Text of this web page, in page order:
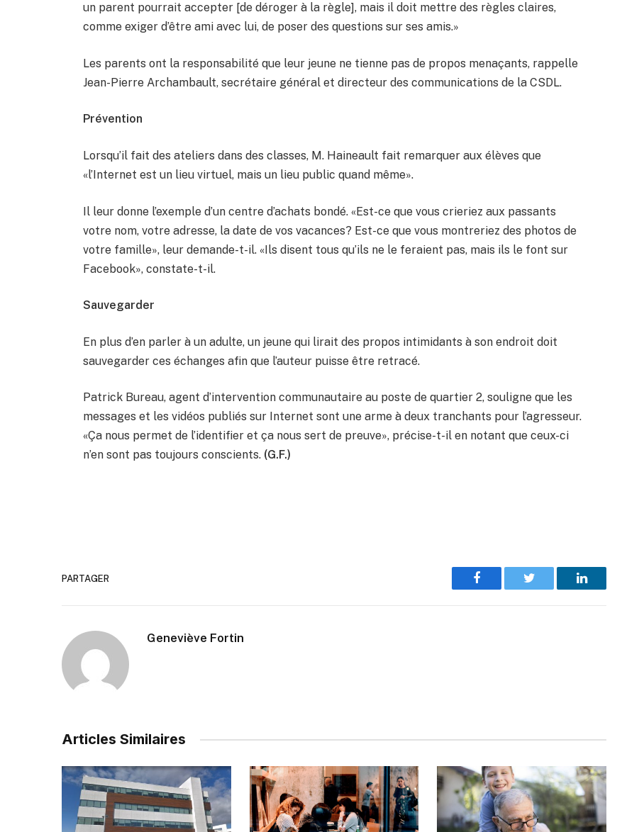
un parent pourrait accepter [de déroger à la règle], mais il doit mettre des règles claires,
comme exiger d’être ami avec lui, de poser des questions sur ses amis.»
Les parents ont la responsabilité que leur jeune ne tienne pas de propos menaçants, rappelle
Jean-Pierre Archambault, secrétaire général et directeur des communications de la CSDL.
Prévention
Lorsqu’il fait des ateliers dans des classes, M. Haineault fait remarquer aux élèves que
«l’Internet est un lieu virtuel, mais un lieu public quand même».
Il leur donne l’exemple d’un centre d’achats bondé. «Est-ce que vous crieriez aux passants
votre nom, votre adresse, la date de vos vacances? Est-ce que vous montreriez des photos de
votre famille», leur demande-t-il. «Ils disent tous qu’ils ne le feraient pas, mais ils le font sur
Facebook», constate-t-il.
Sauvegarder
En plus d’en parler à un adulte, un jeune qui lirait des propos intimidants à son endroit doit
sauvegarder ces échanges afin que l’auteur puisse être retracé.
Patrick Bureau, agent d’intervention communautaire au poste de quartier 2, souligne que les
messages et les vidéos publiés sur Internet sont une arme à deux tranchants pour l’agresseur.
«Ça nous permet de l’identifier et ça nous sert de preuve», précise-t-il en notant que ceux-ci
n’en sont pas toujours conscients. (G.F.)
PARTAGER
Facebook Twitter LinkedIn
Geneviève Fortin
Articles Similaires